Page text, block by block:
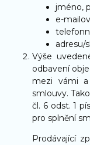
jméno,
e-
adresu/
Výše
odbavení
mezi vámi
smlouvy.
čl. 6 odst. 1
pro splnění
Prodávající